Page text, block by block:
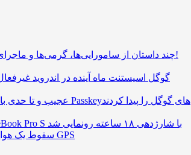
چند داستان از سامورایی‌ها، گرمی‌ها و ماجرای هفت سال دوری از موسیقی!
گوگل اسیستنت ماه آینده در اندروید
عجیب و تا حدی باورنکردنی؛ هکرها راه نفوذ به Passkeyهای گوگل را پیدا کردند
لپ‌تاپ فوق‌سبک هواوی MateBook Pro S با شارژدهی ۱۸ ساعته رونمایی شد
سقوط یک هواپیمای غیرنظامی در نتیجه اختلال در سیستم‌ GPS